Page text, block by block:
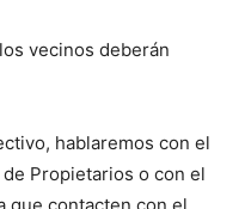
vecinos deberán
hablaremos con el
Propietarios o con el